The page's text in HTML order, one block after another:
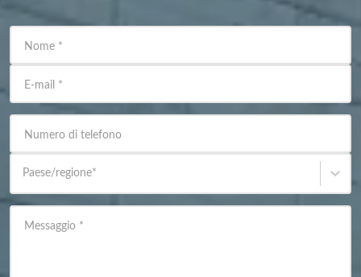
Nome *
E-mail *
Numero di telefono
Paese/regione*
Messaggio *